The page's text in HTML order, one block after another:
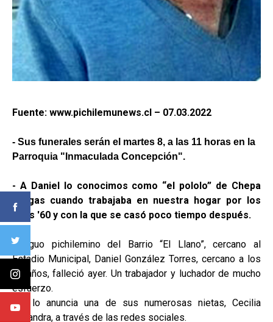
Fuente: www.pichilemunews.cl – 07.03.2022
- Sus funerales serán el martes 8, a las 11 horas en la
Parroquia "Inmaculada Concepción".
- A Daniel lo conocimos como “el pololo” de Chepa
Vargas cuando trabajaba en nuestra hogar por los
años '60 y con la que se casó poco tiempo después.
Antiguo pichilemino del Barrio “El Llano”, cercano al
Estadio Municipal, Daniel González Torres, cercano a los
80 años, falleció ayer. Un trabajador y luchador de mucho
esfuerzo.
Así lo anuncia una de sus numerosas nietas, Cecilia
Alejandra, a través de las redes sociales.